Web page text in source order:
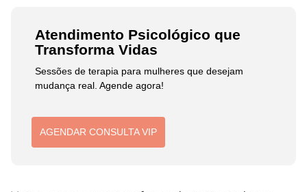
Atendimento Psicológico que
Transforma Vidas
Sessões de terapia para mulheres que desejam
mudança real. Agende agora!
AGENDAR CONSULTA VIP